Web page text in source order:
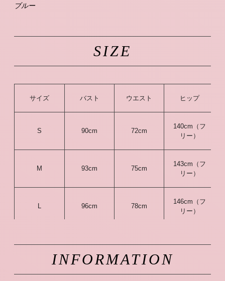
ブルー
SIZE
サイズ バスト ウエスト ヒップ
S 90cm 72cm
140cm（フ
リー）
M 93cm 75cm
143cm（フ
リー）
96cm 78cm
146cm（フ
リー）
INFORMATION